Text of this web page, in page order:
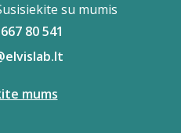
su mumis
80 541
mums